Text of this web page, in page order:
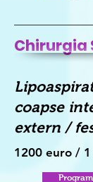
Chirurgia
coapse
extern /
1200 euro / 1